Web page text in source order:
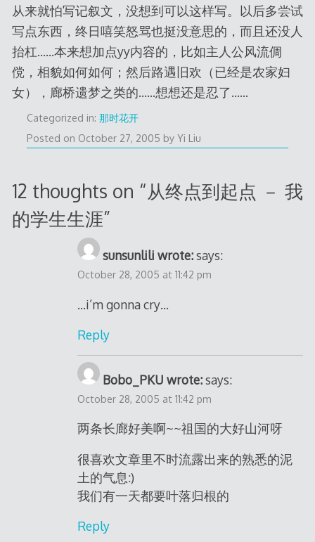
从来就怕写记叙文，没想到可以这样写。以后多尝试
写点东西，终日嘻笑怒骂也挺没意思的，而且还没人
抬杠……本来想加点yy内容的，比如主人公风流倜
傥，相貌如何如何；然后路遇旧欢（已经是农家妇
女），廊桥遗梦之类的……想想还是忍了……
Categorized in: 那时花开
Posted on October 27, 2005 by Yi Liu
12 thoughts on “从终点到起点 － 我
的学生生涯”
sunsunlili wrote: says:
October 28, 2005 at 11:42 pm
…i’m gonna cry…
Reply
Bobo_PKU wrote: says:
October 28, 2005 at 11:42 pm
两条长廊好美啊~~祖国的大好山河呀
很喜欢文章里不时流露出来的熟悉的泥
土的气息:)
我们有一天都要叶落归根的
Reply